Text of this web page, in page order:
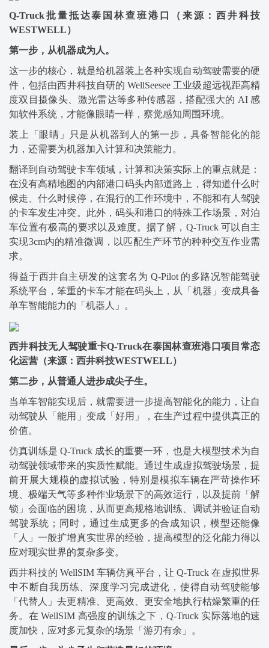
Q-Truck批量抵达泰国林查班港口（来源：西井科技
WESTWELL）
第一步，从机器成为人。
这一步的核心，就是给机器装上各种实现自动驾驶需要的硬
件，包括由西井科技自研的 WellSeesee 工业级超远视距高精
度双目摄像头、激光雷达等多种传感器，搭配强大的 AI 感
知软件系统，才能像眼睛一样，察觉感知周围环境。
装上「眼睛」只是从机器到人的第一步，具备智能化的能
力，还需要为机器加入计算和决策能力。
翻译到自动驾驶卡车领域，计算和决策实际上的重点就是：
在没有高精地图的内部港口码头内部道路上，得知道什么时
候走、什么时候停，在混行的工作环境中，不能和有人驾驶
的卡车发生冲突。此外，码头和港口的特殊工作场景，对泊
车位置有极高的要求以及难度。据了解，Q-Truck 可以自主
实现3cm内的精准微调，以匹配生产环节的种种交互作业需
求。
得益于西井自主研发的这套名为 Q-Pilot 的多路况智能驾驶
系统平台，笨重的卡车才能在码头上，从「机器」变成具备
单车智能能力的「机器人」。
西井科技无人驾驶重卡Q-Truck在泰国林查班港口项目常态
化运营（来源：西井科技WESTWELL）
第二步，从普通人进步成尖子生。
当单车智能实现后，就需要进一步提高智能化的能力，让自
动驾驶从「能用」变成「好用」，在生产过程中提供真正的
价值。
仿真训练是 Q-Truck 成长的重要一环，也是大模型技术为自
动驾驶领域带来的实质性赋能。通过生成虚拟驾驶场景，提
前开展大规模的虚拟试验，特别是模拟车辆在严苛操作环
境、极端天气等多种作业场景下的高效运行，以及提前「解
锁」会面临的困境，从而更高规格地训练、调试并验证自动
驾驶系统；同时，通过生成更多的合成知识，模型还能像
「人」一般扩增真实世界的经验，提高模型的泛化能力得以
应对现实世界的复杂多变。
西井科技的 WellSIM 车辆仿真平台，让 Q-Truck 在虚拟世界
中不断自我历练、深度学习完成进化，使得自动驾驶能够
「代替人」去更精准、更高效、更安全地执行枯燥繁重的任
务。在 WellSIM 高强度的训练之下，Q-Truck 实际落地的速
度加快，应对多元复杂的场景「游刃有余」。